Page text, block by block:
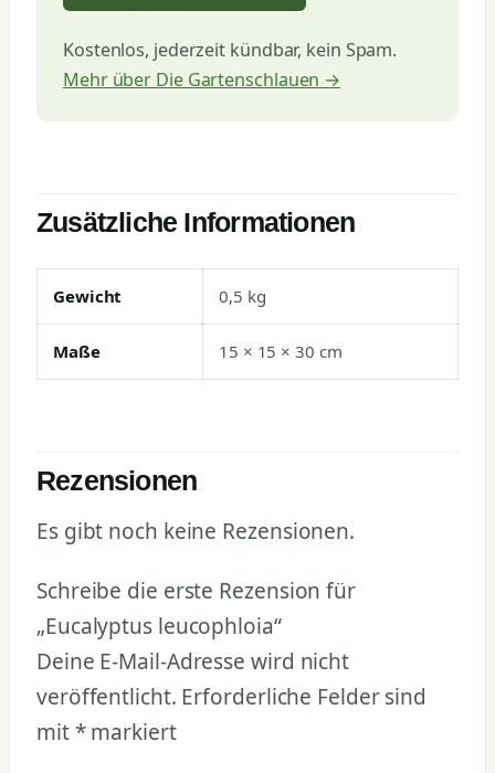
Kostenlos, jederzeit kündbar, kein Spam.
Mehr über Die Gartenschlauen →
Zusätzliche Informationen
Gewicht 0,5 kg
Maße 15 × 15 × 30 cm
Rezensionen
Es gibt noch keine Rezensionen.
Schreibe die erste Rezension für
„Eucalyptus leucophloia“
Deine E-Mail-Adresse wird nicht
veröffentlicht. Erforderliche Felder sind
mit *markiert